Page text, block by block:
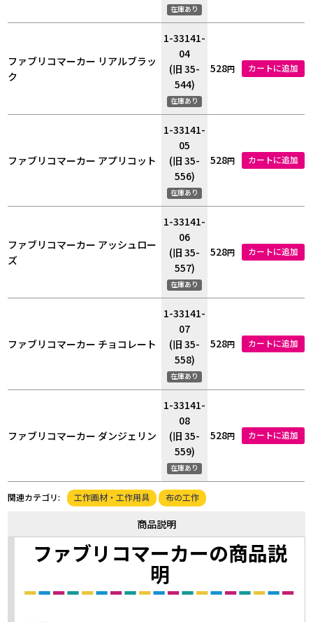
在庫あり
ファブリコマーカー リアルブラッ
ク
1-33141-
04
(旧 35-
544)
在庫あり
528円 カートに追加
ファブリコマーカー アプリコット
1-33141-
05
(旧 35-
556)
在庫あり
528円 カートに追加
ファブリコマーカー アッシュロー
ズ
1-33141-
06
(旧 35-
557)
在庫あり
528円 カートに追加
ファブリコマーカー チョコレート
1-33141-
07
(旧 35-
558)
在庫あり
528円 カートに追加
ファブリコマーカー ダンジェリン
1-33141-
08
(旧 35-
559)
在庫あり
528円 カートに追加
関連カテゴリ: 工作画材・工作用具 布の工作
商品説明
ファブリコマーカーの商品説
明